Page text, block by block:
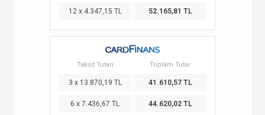
12 x 4.347,15 TL 52.165,81 TL
Taksit Tutarı Toplam Tutar
3 x 13.870,19 TL 41.610,57 TL
6 x 7.436,67 TL 44.620,02 TL